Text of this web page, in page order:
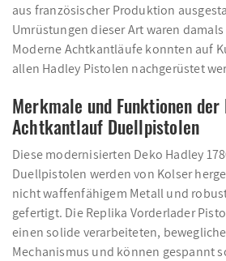
aus französischer Produktion
Umrüstungen dieser Art waren damals
Moderne Achtkantläufe konnten auf
allen Hadley Pistolen nachgerüstet
Merkmale und Funktionen der
Achtkantlauf Duellpistolen
Diese modernisierten Deko Hadley
Duellpistolen werden von Kolser
nicht waffenfähigem Metall und
gefertigt. Die Replika Vorderlader
einen solide verarbeiteten,
Mechanismus und können gespannt